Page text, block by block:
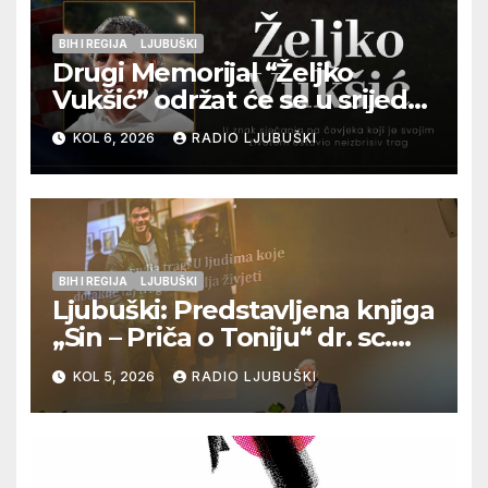
BIH I REGIJA LJUBUŠKI
Drugi Memorijal “Željko
Vukšić” održat će se u srijedu
12. kolovoza u Otoku
KOL 6, 2026 RADIO LJUBUŠKI
BIH I REGIJA LJUBUŠKI
Ljubuški: Predstavljena knjiga
„Sin – Priča o Toniju“ dr. sc.
Zdenka Hercega
KOL 5, 2026 RADIO LJUBUŠKI